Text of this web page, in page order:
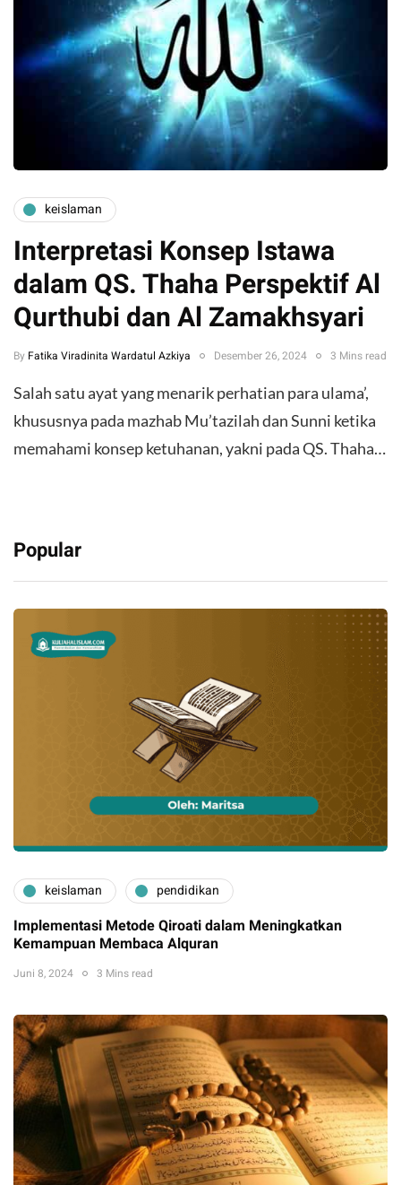
keislaman
Interpretasi Konsep Istawa
dalam QS. Thaha Perspektif Al
Qurthubi dan Al Zamakhsyari
By Fatika Viradinita Wardatul Azkiya Desember 26, 2024 3 Mins read
Salah satu ayat yang menarik perhatian para ulama’,
khususnya pada mazhab Mu’tazilah dan Sunni ketika
memahami konsep ketuhanan, yakni pada QS. Thaha…
Popular
keislaman pendidikan
Implementasi Metode Qiroati dalam Meningkatkan
Kemampuan Membaca Alquran
Juni 8, 2024 3 Mins read